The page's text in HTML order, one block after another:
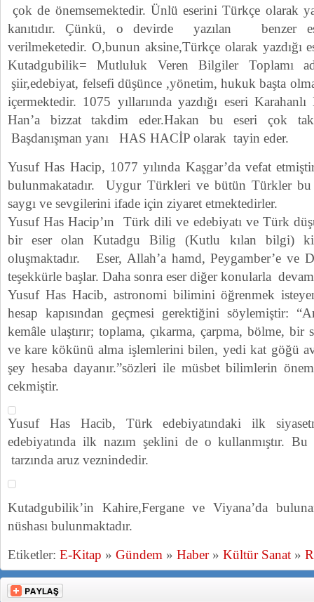
çok de önemsemektedir. Ünlü eserini Türkçe olarak
kanıtıdır. Çünkü, o devirde yazılan benzer
verilmeketedir. O,bunun aksine,Türkçe olarak
Kutadgubilik= Mutluluk Veren Bilgiler Toplamı
şiir,edebiyat, felsefi düşünce ,yönetim, hukuk başta
içermektedir. 1075 yıllarıında yazdığı eseri
Han’a bizzat takdim eder.Hakan bu eseri çok
Başdanışman yanı HAS HACİP olarak tayin eder.
Yusuf Has Hacip, 1077 yılında Kaşgar’da vefat
bulunmakatadır. Uygur Türkleri ve bütün Türkler
saygı ve sevgilerini ifade için ziyaret etmektedirler.
Yusuf Has Hacip’ın Türk dili ve edebiyatı ve Türk
bir eser olan Kutadgu Bilig (Kutlu kılan bilgi)
oluşmaktadır. Eser, Allah’a hamd, Peygamber’e ve
teşekkürle başlar. Daha sonra eser diğer konularla
Yusuf Has Hacib, astronomi bilimini öğrenmek
hesap kapısından geçmesi gerektiğini söylemiştir:
kemâle ulaştırır; toplama, çıkarma, çarpma, bölme, bir
ve kare kökünü alma işlemlerini bilen, yedi kat göğü
şey hesaba dayanır.”sözleri ile müsbet bilimlerin
cekmiştir.
Yusuf Has Hacib, Türk edebiyatındaki ilk
edebiyatında ilk nazım şeklini de o kullanmıştır.
tarzında aruz veznindedir.
Kutadgubilik’in Kahire,Fergane ve Viyana’da
nüshası bulunmaktadır.
Etiketler: E-Kitap » Gündem » Haber» Kültür Sanat »